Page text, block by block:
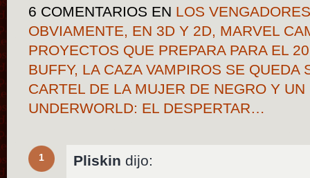
6 COMENTARIOS EN LOS
OBVIAMENTE, EN 3D Y 2D, MARVEL
PROYECTOS QUE PREPARA PARA EL
BUFFY, LA CAZA VAMPIROS SE QUEDA
CARTEL DE LA MUJER DE NEGRO Y
UNDERWORLD: EL DESPERTAR…
1 Pliskin dijo: